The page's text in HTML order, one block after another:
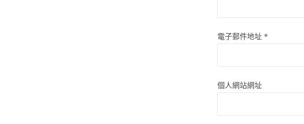
電子郵件地址 *
個人網站網址